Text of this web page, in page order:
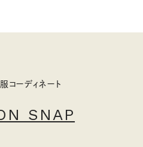
コーディネート
SNAP